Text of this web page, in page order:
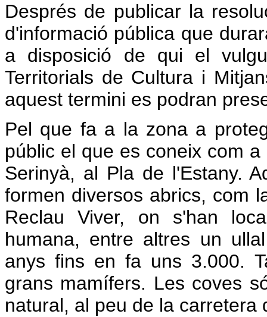
Després de publicar la
d'informació pública que
a disposició de qui el
Territorials de Cultura i
aquest termini es podran
Pel que fa a la zona a
públic el que es coneix com
Serinyà, al Pla de l'Estany.
formen diversos abrics, com
Reclau Viver, on s'han
humana, entre altres un
anys fins en fa uns 3.000.
grans mamífers. Les coves
natural, al peu de la carretera